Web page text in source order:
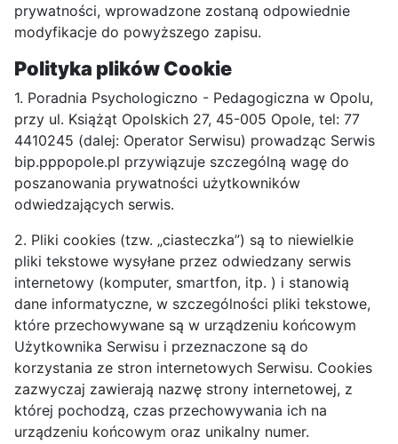
prywatności, wprowadzone zostaną odpowiednie
modyfikacje do powyższego zapisu.
Polityka plików Cookie
1. Poradnia Psychologiczno - Pedagogiczna w Opolu,
przy ul. Książąt Opolskich 27, 45-005 Opole, tel: 77
4410245 (dalej: Operator Serwisu) prowadząc Serwis
bip.pppopole.pl przywiązuje szczególną wagę do
poszanowania prywatności użytkowników
odwiedzających serwis.
2. Pliki cookies (tzw. „ciasteczka”) są to niewielkie
pliki tekstowe wysyłane przez odwiedzany serwis
internetowy (komputer, smartfon, itp. ) i stanowią
dane informatyczne, w szczególności pliki tekstowe,
które przechowywane są w urządzeniu końcowym
Użytkownika Serwisu i przeznaczone są do
korzystania ze stron internetowych Serwisu. Cookies
zazwyczaj zawierają nazwę strony internetowej, z
której pochodzą, czas przechowywania ich na
urządzeniu końcowym oraz unikalny numer.